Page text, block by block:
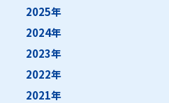
2025年
2024年
2023年
2022年
2021年